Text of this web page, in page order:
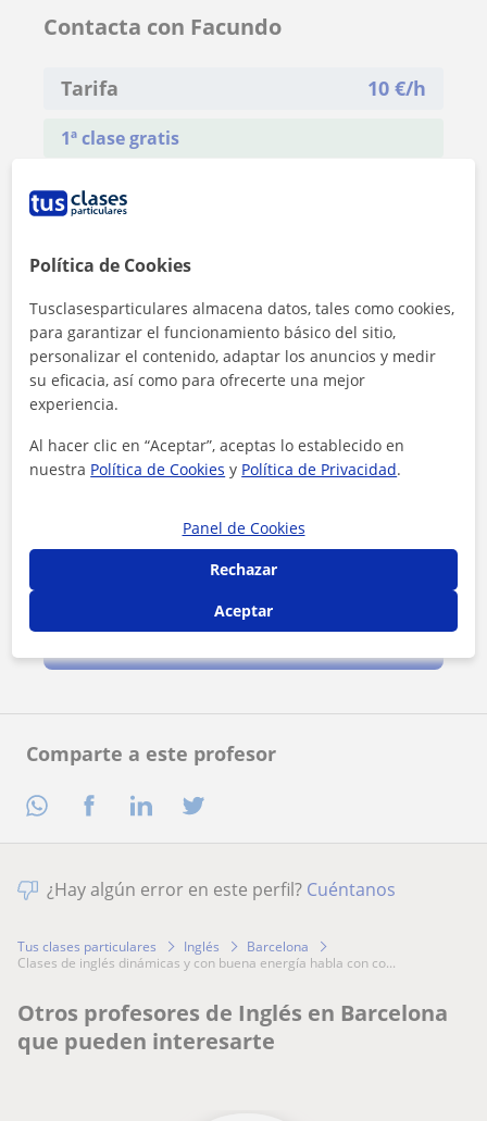
Comparte a este profesor
Contacta con Facundo
Tarifa 10 €/h
1ª clase gratis
Al hacer clic, aceptas nuestroaviso legal
Contactar ahora
¿Hay algún error en este perfil? Cuéntanos
Tus clases particulares Inglés
Barcelona
clases de inglés dinámicas y con buena energía habla con co...
Otros profesores de Inglés en Barcelona
que pueden interesarte
Política de Cookies
Tusclasesparticulares almacena datos, tales como cookies,
para garantizar el funcionamiento básico del sitio,
personalizar el contenido, adaptar los anuncios y medir
su eficacia, así como para ofrecerte una mejor
experiencia.
Al hacer clic en “Aceptar”, aceptas lo establecido en
nuestra Política de Cookies y Política de Privacidad.
Panel de Cookies
Rechazar
Aceptar